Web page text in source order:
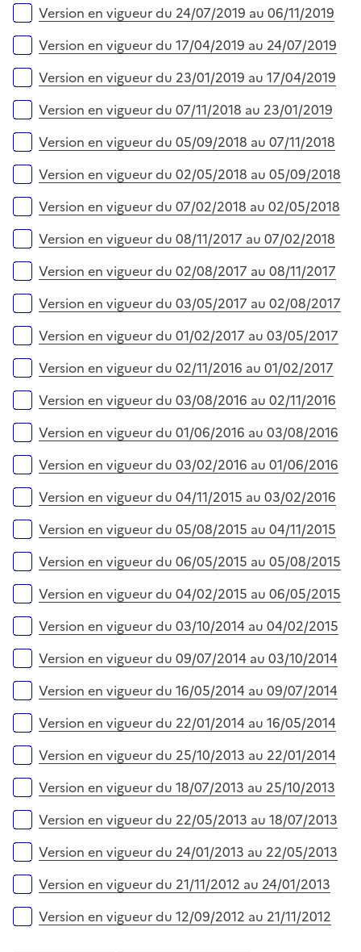
Version en vigueur du 24/07/2019 au 06/11/2019
Version en vigueur du 17/04/2019 au 24/07/2019
Version en vigueur du 23/01/2019 au 17/04/2019
Version en vigueur du 07/11/2018 au 23/01/2019
Version en vigueur du 05/09/2018 au 07/11/2018
Version en vigueur du 02/05/2018 au 05/09/2018
Version en vigueur du 07/02/2018 au 02/05/2018
Version en vigueur du 08/11/2017 au 07/02/2018
Version en vigueur du 02/08/2017 au 08/11/2017
Version en vigueur du 03/05/2017 au 02/08/2017
Version en vigueur du 01/02/2017 au 03/05/2017
Version en vigueur du 02/11/2016 au 01/02/2017
Version en vigueur du 03/08/2016 au 02/11/2016
Version en vigueur du 01/06/2016 au 03/08/2016
Version en vigueur du 03/02/2016 au 01/06/2016
Version en vigueur du 04/11/2015 au 03/02/2016
Version en vigueur du 05/08/2015 au 04/11/2015
Version en vigueur du 06/05/2015 au 05/08/2015
Version en vigueur du 04/02/2015 au 06/05/2015
Version en vigueur du 03/10/2014 au 04/02/2015
Version en vigueur du 09/07/2014 au 03/10/2014
Version en vigueur du 16/05/2014 au 09/07/2014
Version en vigueur du 22/01/2014 au 16/05/2014
Version en vigueur du 25/10/2013 au 22/01/2014
Version en vigueur du 18/07/2013 au 25/10/2013
Version en vigueur du 22/05/2013 au 18/07/2013
Version en vigueur du 24/01/2013 au 22/05/2013
Version en vigueur du 21/11/2012 au 24/01/2013
Version en vigueur du 12/09/2012 au 21/11/2012